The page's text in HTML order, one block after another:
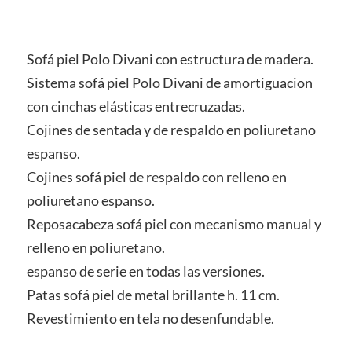
Sofá piel Polo Divani con estructura de madera.
Sistema sofá piel Polo Divani de amortiguacion
con cinchas elásticas entrecruzadas.
Cojines de sentada y de respaldo en poliuretano
espanso.
Cojines sofá piel de respaldo con relleno en
poliuretano espanso.
Reposacabeza sofá piel con mecanismo manual y
relleno en poliuretano.
espanso de serie en todas las versiones.
Patas sofá piel de metal brillante h. 11 cm.
Revestimiento en tela no desenfundable.